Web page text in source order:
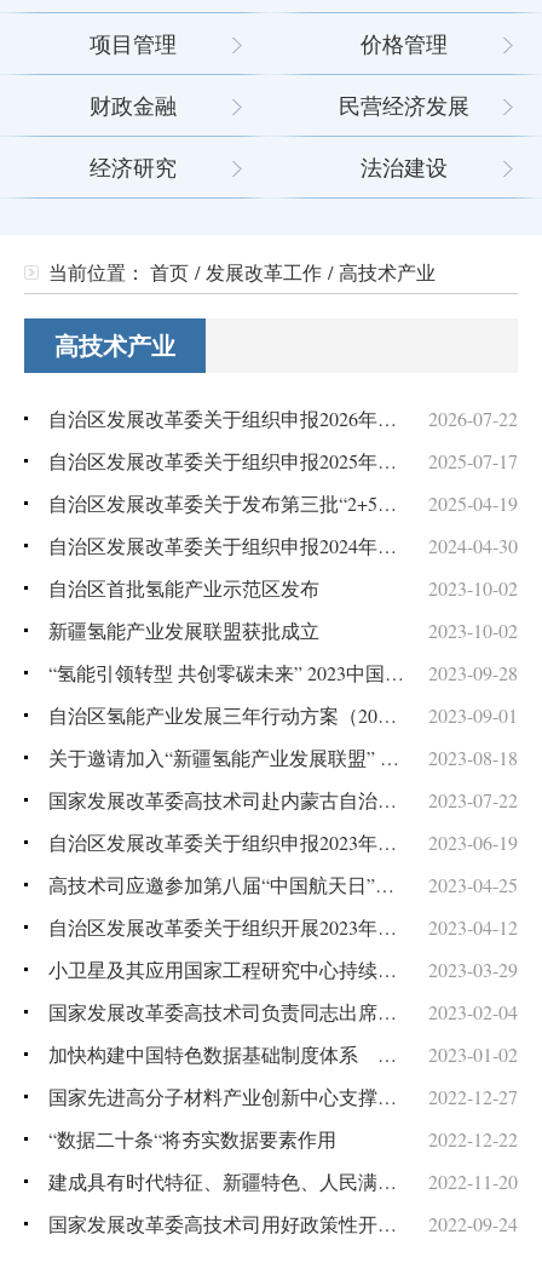
项目管理 价格管理
财政金融 民营经济发展
经济研究 法治建设
当前位置： 首页 / 发展改革工作 /高技术产业
高技术产业
2026-07-22
自治区发展改革委关于组织申报2026年自治区工程研究中心的通知
2025-07-17
自治区发展改革委关于组织申报2025年自治区工程研究中心的通知
2025-04-19
自治区发展改革委关于发布第三批“2+5”重点人才计划未来产业前沿技术布局领域“揭榜挂帅”项目榜单的通知
2024-04-30
自治区发展改革委关于组织申报2024年自治区工程研究中心的通知
2023-10-02
自治区首批氢能产业示范区发布
2023-10-02
新疆氢能产业发展联盟获批成立
2023-09-28
“氢能引领转型 共创零碳未来” 2023中国西部氢能大会在克拉玛依市召开
2023-09-01
自治区氢能产业发展三年行动方案（2023—2025年）
2023-08-18
关于邀请加入“新疆氢能产业发展联盟” 的函
2023-07-22
国家发展改革委高技术司赴内蒙古自治区乌兰察布市调研新能源技术创新与产业发展
2023-06-19
自治区发展改革委关于组织申报2023年自治区工程研究中心的通知
2023-04-25
高技术司应邀参加第八届“中国航天日”相关活动
2023-04-12
自治区发展改革委关于组织开展2023年国家企业技术中心认定及评价工作的通知
2023-03-29
小卫星及其应用国家工程研究中心持续推动小卫星产业高质量发展
2023-02-04
国家发展改革委高技术司负责同志出席第十四届中国生物产业大会总结会暨第十五届中国生物产业大会启动会
2023-01-02
加快构建中国特色数据基础制度体系 促进全体人民共享数字经济发展红利
2022-12-27
国家先进高分子材料产业创新中心支撑提升我国高分子材料产业创新能级
2022-12-22
“数据二十条“将夯实数据要素作用
2022-11-20
建成具有时代特征、新疆特色、人民满意的数字政府——自治区发展改革委负责同志就《自治区数字政府改革建设方案》答记者问
2022-09-24
国家发展改革委高技术司用好政策性开发性金融工具 支持“东数西算”工程建设